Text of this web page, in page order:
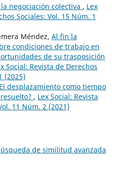
negociación colectiva , Lex
Sociales: Vol. 15 Núm. 1
Méndez, Al fin la
condiciones de trabajo en
de su trasposición
Social: Revista de Derechos
(2025)
El desplazamiento como tiempo
, Lex Social: Revista
11 Núm. 2 (2021)
de similitud avanzada